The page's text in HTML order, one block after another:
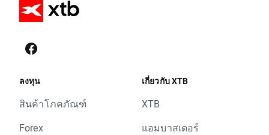
ลงทุน
สินค้าโภคภัณฑ์
Forex
เกี่ยวกับ XTB
XTB
แอมบาสเดอร์